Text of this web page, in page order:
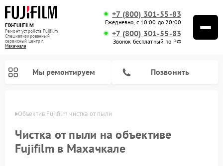
FIX-FUJIFILM
Ремонт устройств Fujifilm
Специализированный
cервисный центр г.
Махачкала
+7 (800) 301-55-83
Ежедневно, с 10:00 до 20:00
+7 (800) 301-55-83
Звонок бесплатный по РФ
Мы ремонтируем Позвонить
Объектив Fujifilm чистка от пыли
Чистка от пыли на объективе
Fujifilm в Махачкале